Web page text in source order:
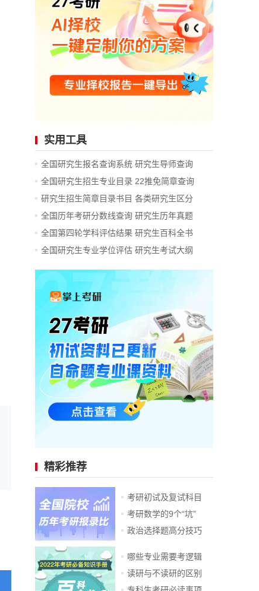
实用工具
全国研究生报名查询系统 研究生导师查询
全国研究生招生专业目录 22推免简章查询
研究生招生简章目录书目 各类研究生区分
全国历年考研分数线查询 研究生历年真题
全国第四轮学科评估结果 研究生百科全书
全国研究生专业学位评估 研究生考试大纲
精彩推荐
考研初试及复试科目
考研数学的9个“坑”
政治选择题高分技巧
哪些专业需要考逻辑
读研与不读研的区别